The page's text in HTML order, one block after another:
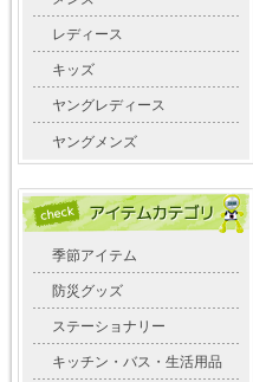
レディース
キッズ
ヤングレディース
ヤングメンズ
季節アイテム
防災グッズ
ステーショナリー
キッチン・バス・生活用品